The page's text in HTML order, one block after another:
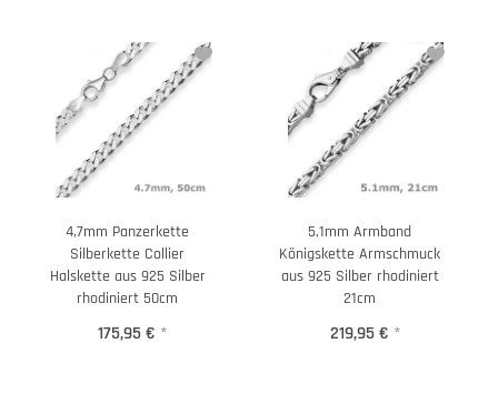
4,7mm Panzerkette
Silberkette Collier
Halskette aus 925 Silber
rhodiniert 50cm
175,95 € *
5,1mm Armband
Königskette Armschmuck
aus 925 Silber rhodiniert
21cm
219,95 € *